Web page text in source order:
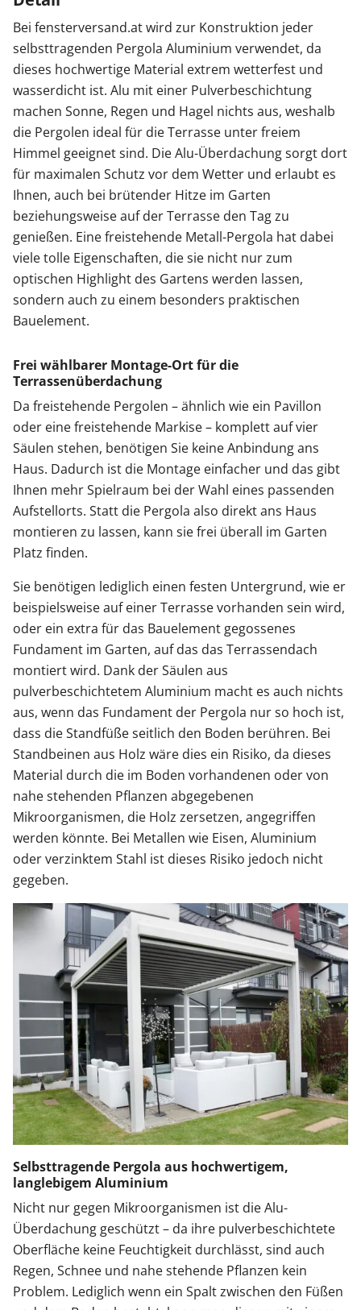
Bei fensterversand.at wird zur Konstruktion jeder
selbsttragenden Pergola Aluminium verwendet, da
dieses hochwertige Material extrem wetterfest und
wasserdicht ist. Alu mit einer Pulverbeschichtung
machen Sonne, Regen und Hagel nichts aus, weshalb
die Pergolen ideal für die Terrasse unter freiem
Himmel geeignet sind. Die Alu-Überdachung sorgt dort
für maximalen Schutz vor dem Wetter und erlaubt es
Ihnen, auch bei brütender Hitze im Garten
beziehungsweise auf der Terrasse den Tag zu
genießen. Eine freistehende Metall-Pergola hat dabei
viele tolle Eigenschaften, die sie nicht nur zum
optischen Highlight des Gartens werden lassen,
sondern auch zu einem besonders praktischen
Bauelement.
Frei wählbarer Montage-Ort für die
Terrassenüberdachung
Da freistehende Pergolen – ähnlich wie ein Pavillon
oder eine freistehende Markise – komplett auf vier
Säulen stehen, benötigen Sie keine Anbindung ans
Haus. Dadurch ist die Montage einfacher und das gibt
Ihnen mehr Spielraum bei der Wahl eines passenden
Aufstellorts. Statt die Pergola also direkt ans Haus
montieren zu lassen, kann sie frei überall im Garten
Platz finden.
Sie benötigen lediglich einen festen Untergrund, wie er
beispielsweise auf einer Terrasse vorhanden sein wird,
oder ein extra für das Bauelement gegossenes
Fundament im Garten, auf das das Terrassendach
montiert wird. Dank der Säulen aus
pulverbeschichtetem Aluminium macht es auch nichts
aus, wenn das Fundament der Pergola nur so hoch ist,
dass die Standfüße seitlich den Boden berühren. Bei
Standbeinen aus Holz wäre dies ein Risiko, da dieses
Material durch die im Boden vorhandenen oder von
nahe stehenden Pflanzen abgegebenen
Mikroorganismen, die Holz zersetzen, angegriffen
werden könnte. Bei Metallen wie Eisen, Aluminium
oder verzinktem Stahl ist dieses Risiko jedoch nicht
gegeben.
Selbsttragende Pergola aus hochwertigem,
langlebigem Aluminium
Nicht nur gegen Mikroorganismen ist die Alu-
Überdachung geschützt – da ihre pulverbeschichtete
Oberfläche keine Feuchtigkeit durchlässt, sind auch
Regen, Schnee und nahe stehende Pflanzen kein
Problem. Lediglich wenn ein Spalt zwischen den Füßen